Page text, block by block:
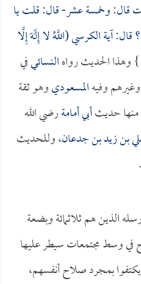
قال: وخمسة عشر- قال: قلت يا
قال: آية الكرسي (اللَّهُ لا إِلَهَ إِلَّا
النسائيفي
وغيرهم وفيهالمسعوديوهو ثقة
منها حديثأبي أمامةرضي الله
بن زيد بن جدعان، وللحديث
الذين هم ثلاثمائة وبضعة
في وسط مجتمعات سيطر عليها
بمجرد صلاح أنفسهم،